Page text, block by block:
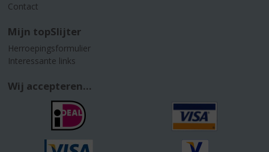
Contact
Mijn topSlijter
Herroepingsformulier
Interessante links
Wij accepteren...